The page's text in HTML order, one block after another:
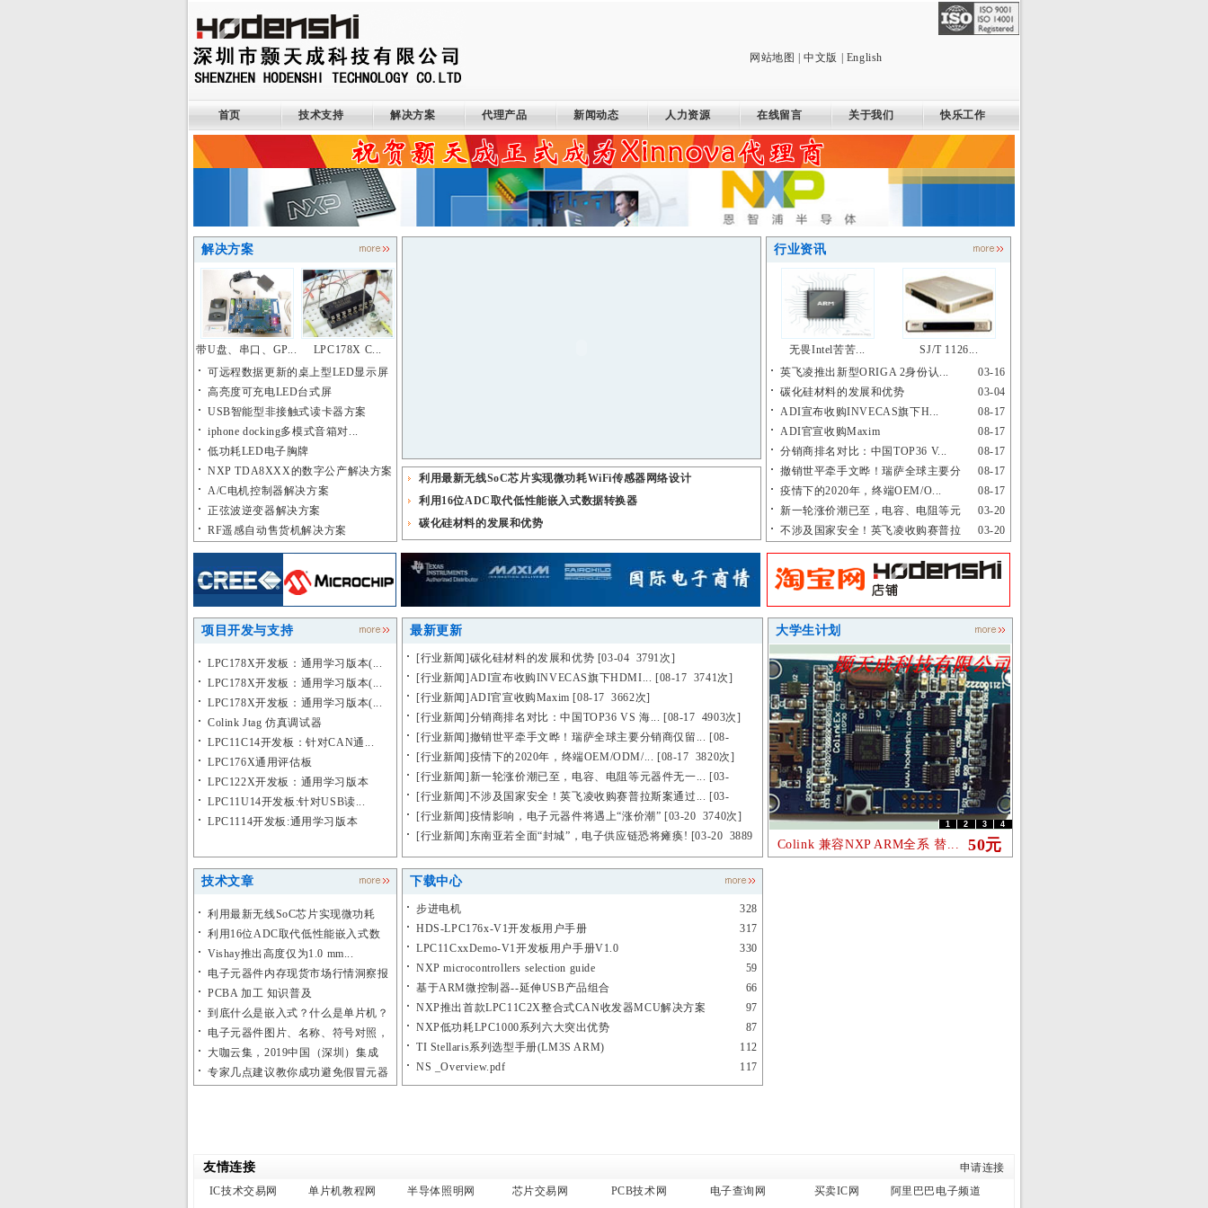
网站地图 |中文版 English
首页 技术支持 解决方案 代理产品 新闻动态 人力资源 在线留言 关于我们 快乐工作
解决方案
带U盘、串口、GP...
LPC178X C...
可远程数据更新的桌上型LED显示屏
高亮度可充电LED台式屏
USB智能型非接触式读卡器方案
iphone docking多模式音箱对...
低功耗LED电子胸牌
NXP TDA8XXX的数字公产解决方案
A/C电机控制器解决方案
正弦波逆变器解决方案
RF遥感自动售货机解决方案
利用最新无线SoC芯片实现微功耗WiFi传感器网络设计
利用16位ADC取代低性能嵌入式数据转换器
碳化硅材料的发展和优势
行业资讯
无畏Intel苦苦...
SJ/T 1126...
03-16
英飞凌推出新型ORIGA 2身份认...
03-04
碳化硅材料的发展和优势
08-17
ADI宣布收购INVECAS旗下H...
08-17
ADI官宣收购Maxim
08-17
分销商排名对比：中国TOP36 V...
08-17
撤销世平牵手文晔！瑞萨全球主要分
销...
08-17
疫情下的2020年，终端OEM/O...
03-20
新一轮涨价潮已至，电容、电阻等元
器...
03-20
不涉及国家安全！英飞凌收购赛普拉
斯...
项目开发与支持
LPC178X开发板：通用学习版本(...
LPC178X开发板：通用学习版本(...
LPC178X开发板：通用学习版本(...
Colink Jtag 仿真调试器
LPC11C14开发板：针对CAN通...
LPC176X通用评估板
LPC122X开发板：通用学习版本
LPC11U14开发板:针对USB读...
LPC1114开发板:通用学习版本
最新更新
[行业新闻]碳化硅材料的发展和优势 [03-04 3791次]
[行业新闻]ADI宣布收购INVECAS旗下HDMI... [08-17 3741次]
[行业新闻]ADI官宣收购Maxim [08-17 3662次]
[行业新闻]分销商排名对比：中国TOP36 VS 海... [08-17 4903次]
[行业新闻]撤销世平牵手文晔！瑞萨全球主要分销商仅留... [08-
17 3659次]
[行业新闻]疫情下的2020年，终端OEM/ODM/... [08-17 3820次]
[行业新闻]新一轮涨价潮已至，电容、电阻等元器件无一... [03-
20 3699次]
[行业新闻]不涉及国家安全！英飞凌收购赛普拉斯案通过... [03-
20 3359次]
[行业新闻]疫情影响，电子元器件将遇上“涨价潮” [03-20 3740次]
[行业新闻] 东南亚若全面“封城”，电子供应链恐将瘫痪! [03-20 3889
次]
大学生计划
50元
Colink 兼容NXP ARM全系 替...
1 2 3 4
技术文章
利用最新无线SoC芯片实现微功耗
Wi...
利用16位ADC取代低性能嵌入式数
据...
Vishay推出高度仅为1.0 mm...
电子元器件内存现货市场行情洞察报
告（...
PCBA 加工 知识普及
到底什么是嵌入式？什么是单片机？
电子元器件图片、名称、符号对照，
超全...
大咖云集，2019中国（深圳）集成
电...
专家几点建议教你成功避免假冒元器
下载中心
328
步进电机
317
HDS-LPC176x-V1开发板用户手册
330
LPC11CxxDemo-V1开发板用户手册V1.0
59
NXP microcontrollers selection guide
66
基于ARM微控制器--延伸USB产品组合
97
NXP推出首款LPC11C2X整合式CAN收发器MCU解决方案
87
NXP低功耗LPC1000系列六大突出优势
112
TI Stellaris系列选型手册(LM3S ARM)
117
NS _Overview.pdf
申请连接
友情连接
IC技术交易网 单片机教程网 半导体照明网 芯片交易网 PCB技术网 电子查询网 买卖IC网
阿里巴巴电子频道